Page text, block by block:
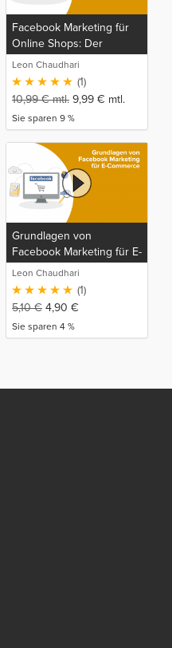
Facebook Marketing für
Online Shops: Der
komplette E-Commerce
und Facebook
Werbeanzeigen Kurs
Leon Chaudhari
(1)
10,99€mtl. 9,99 € mtl.
Sie sparen 9 %
Grundlagen von
Facebook Marketing für E-
Commerce
Leon Chaudhari
(1)
5,10€ 4,90 €
Sie sparen 4 %